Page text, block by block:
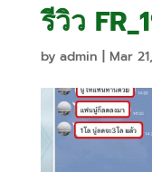
รีวิว
by admin Mar